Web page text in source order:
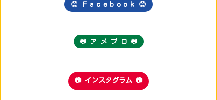
😊 Ｆａｃｅｂｏｏｋ 😊
🐸 ア メ ブ ロ 🐸
📷 インスタグラム 📷